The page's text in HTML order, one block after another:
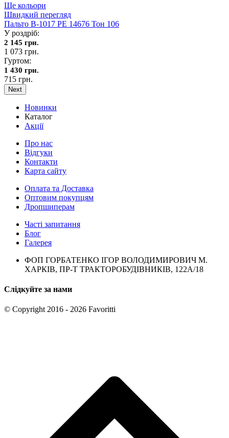
Ще кольори
Швидкий перегляд
Пальто В-1017 PE 14676 Тон 106
У роздріб:
2 145 грн.
1 073 грн.
Гуртом:
1 430 грн.
715 грн.
Next
Новинки
Каталог
Акції
Про нас
Відгуки
Контакти
Карта сайту
Оплата та Доставка
Оптовим покупцям
Дропшиперам
Часті запитання
Блог
Галерея
ФОП ГОРБАТЕНКО ІГОР ВОЛОДИМИРОВИЧ М.
ХАРКІВ, ПР-Т ТРАКТОРОБУДІВНИКІВ, 122А/18
Слідкуйте за нами
© Copyright 2016 - 2026 Favoritti